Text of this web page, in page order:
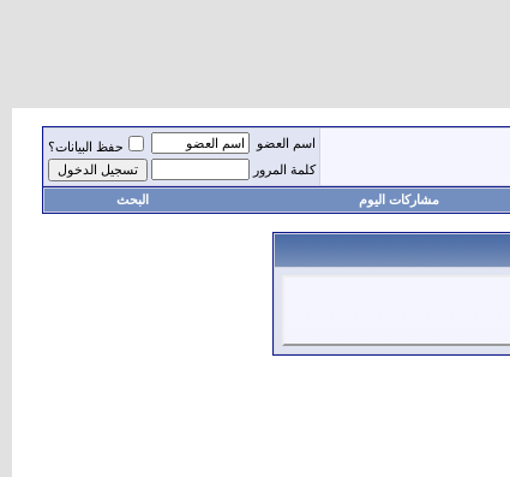
اسم العضو
حفظ البيانات؟
كلمة المرور
مشاركات اليوم البحث